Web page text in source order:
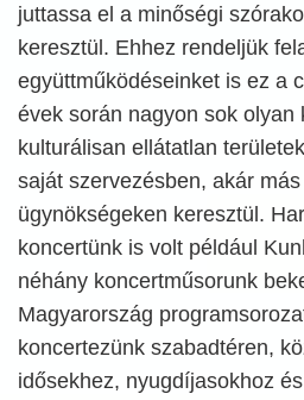
juttassa el a minőségi
keresztül. Ehhez rendeljük
együttműködéseinket is ez a
évek során nagyon sok olyan
kulturálisan ellátatlan
saját szervezésben, akár
ügynökségeken keresztül.
koncertünk is volt például
néhány koncertműsorunk
Magyarország
koncertezünk szabadtéren,
idősekhez, nyugdíjasokhoz